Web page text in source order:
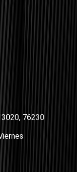
76230